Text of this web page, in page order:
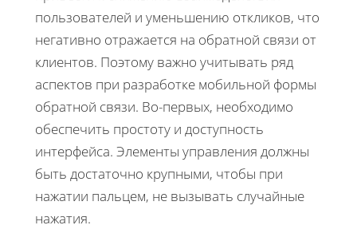
пользователей и уменьшению откликов, что
негативно отражается на обратной связи от
клиентов. Поэтому важно учитывать ряд
аспектов при разработке мобильной формы
обратной связи. Во-первых, необходимо
обеспечить простоту и доступность
интерфейса. Элементы управления должны
быть достаточно крупными, чтобы при
нажатии пальцем, не вызывать случайные
нажатия.